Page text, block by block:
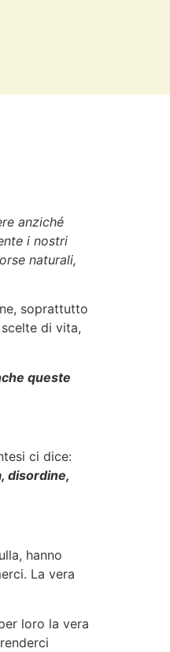
anziché
i nostri
naturali,
soprattutto
di vita,
queste
ci dice:
disordine,
hanno
La vera
loro la vera